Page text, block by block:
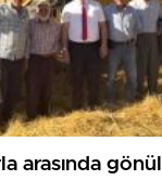
arasında